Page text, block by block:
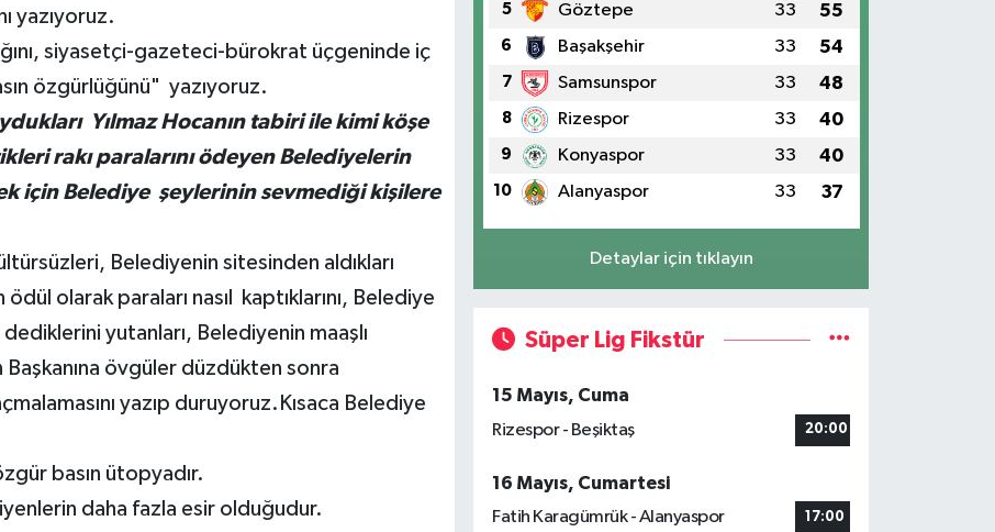
yazıyoruz.
siyasetçi-gazeteci-bürokrat üçgeninde iç
özgürlüğünü" yazıyoruz.
Yılmaz Hocanın tabiri ile kimi köşe
rakı paralarını ödeyen Belediyelerin
için Belediye şeylerinin sevmediği kişilere
Belediyenin sitesinden aldıkları
olarak paraları nasıl kaptıklarını, Belediye
dediklerini yutanları, Belediyenin maaşlı
Başkanına övgüler düzdükten sonra
yazıp duruyoruz.Kısaca Belediye
basın ütopyadır.
daha fazla esir olduğudur.
5 Göztepe 33 55
6 Başakşehir 33 54
7 Samsunspor 33 48
8 Rizespor 33 40
9 Konyaspor 33 40
10 Alanyaspor 33 37
Detaylar için tıklayın
Süper Lig Fikstür
15 Mayıs, Cuma
Rizespor - Beşiktaş
20:00
16 Mayıs, Cumartesi
Fatih Karagümrük - Alanyaspor
17:00